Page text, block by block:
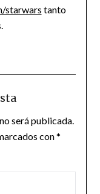
starwars tanto
será publicada.
con*